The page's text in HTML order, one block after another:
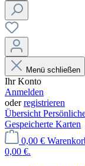
Menü schließen
Ihr Konto
Anmelden
oderregistrieren
Übersicht
Gespeicherte Karten
0,00 €
0,00 €.